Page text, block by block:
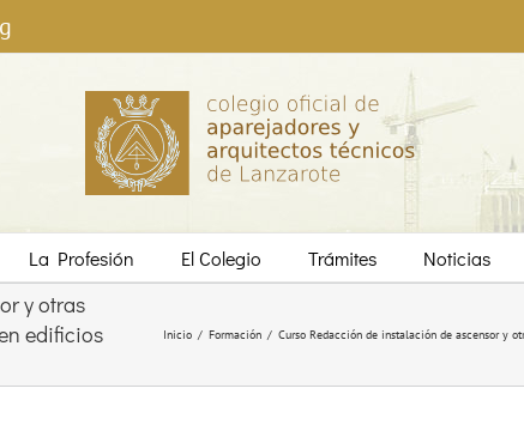
La Profesión El Colegio Trámites Noticias
y otras
edificios
Inicio / Formación / Curso Redacción de instalación de ascensor y